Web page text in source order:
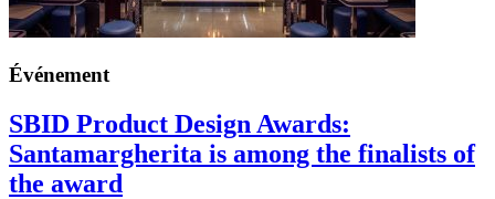
Événement
SBID Product Design Awards:
Santamargherita is among the finalists of
the award